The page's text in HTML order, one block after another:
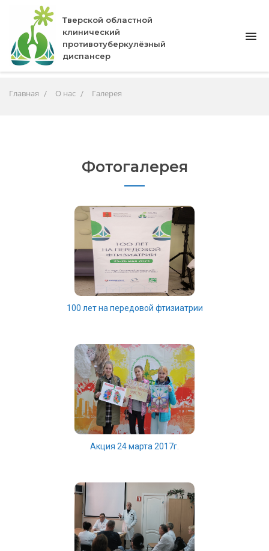
Тверской областной
клинический
противотуберкулёзный
диспансер
Главная О нас Галерея
Фотогалерея
100 лет на передовой фтизиатрии
Акция 24 марта 2017г.